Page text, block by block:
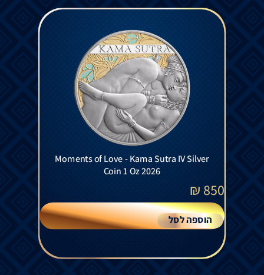
Moments of Love - Kama Sutra IV Silver
Coin 1 Oz 2026
850
₪
הוספה לסל